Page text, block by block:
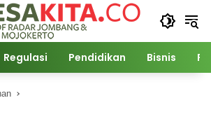
Regulasi Pendidikan Bisnis